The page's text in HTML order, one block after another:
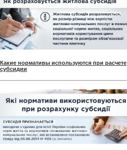
Какие нормативы используются при расчете
субсидии